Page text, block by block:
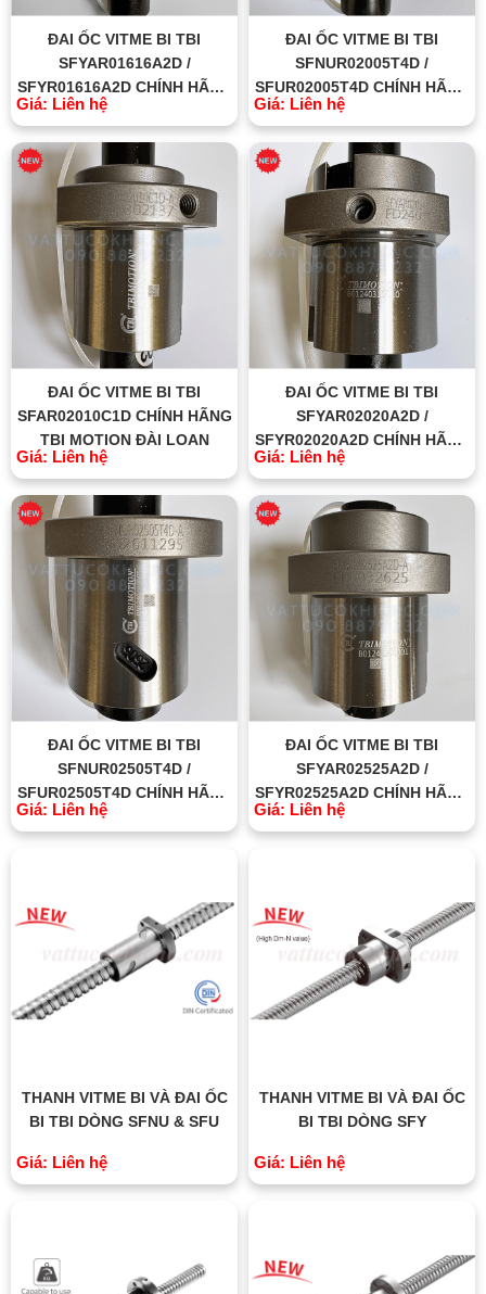
ĐAI ỐC VITME BI TBI
SFYAR01616A2D /
SFYR01616A2D CHÍNH HÃNG
TBI MOTION ĐÀI LOAN
Giá: Liên hệ
ĐAI ỐC VITME BI TBI
SFNUR02005T4D /
SFUR02005T4D CHÍNH HÃNG
TBI MOTION ĐÀI LOAN
Giá: Liên hệ
ĐAI ỐC VITME BI TBI
SFAR02010C1D CHÍNH HÃNG
TBI MOTION ĐÀI LOAN
Giá: Liên hệ
ĐAI ỐC VITME BI TBI
SFYAR02020A2D /
SFYR02020A2D CHÍNH HÃNG
TBI MOTION ĐÀI LOAN
Giá: Liên hệ
ĐAI ỐC VITME BI TBI
SFNUR02505T4D /
SFUR02505T4D CHÍNH HÃNG
TBI MOTION ĐÀI LOAN
Giá: Liên hệ
ĐAI ỐC VITME BI TBI
SFYAR02525A2D /
SFYR02525A2D CHÍNH HÃNG
TBI MOTION ĐÀI LOAN
Giá: Liên hệ
THANH VITME BI VÀ ĐAI ỐC
BI TBI DÒNG SFNU & SFU
Giá: Liên hệ
THANH VITME BI VÀ ĐAI ỐC
BI TBI DÒNG SFY
Giá: Liên hệ